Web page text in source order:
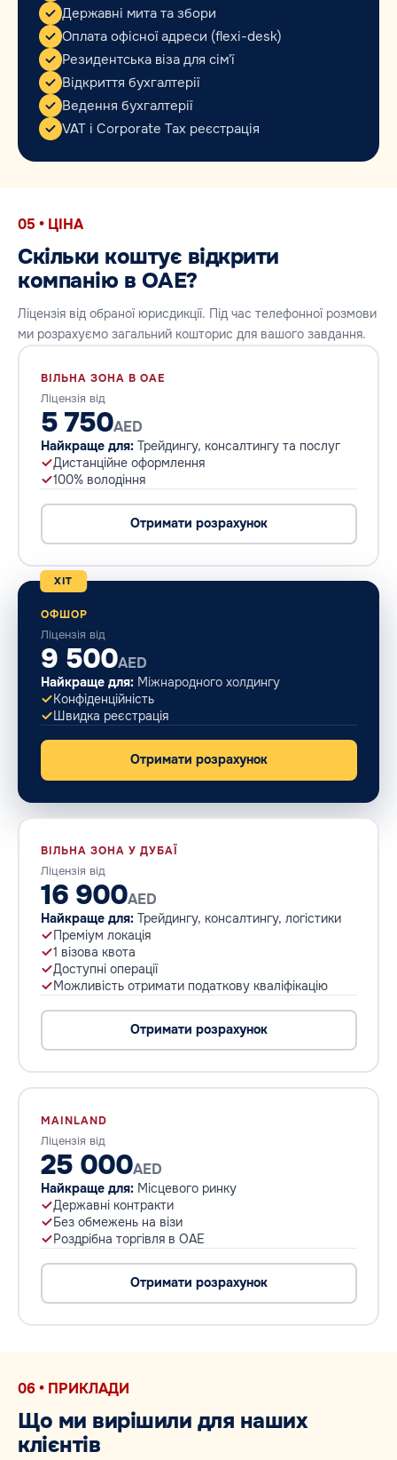
Державні мита та збори
Оплата офісної адреси (flexi-desk)
Резидентська віза для сім'ї
Відкриття бухгалтерії
Ведення бухгалтерії
VAT і Corporate Tax реєстрація
05 • ЦІНА
Скільки коштує відкрити
компанію в ОАЕ?
Ліцензія від обраної юрисдикції. Під час телефонної розмови
ми розрахуємо загальний кошторис для вашого завдання.
ВІЛЬНА ЗОНА В ОАЕ
Ліцензія від
5 750AED
Найкраще для:Трейдингу, консалтингу та послуг
Дистанційне оформлення
100% володіння
Отримати розрахунок
ХІТ
ОФШОР
Ліцензія від
9 500AED
Найкраще для:Міжнародного холдингу
Конфіденційність
Швидка реєстрація
Отримати розрахунок
ВІЛЬНА ЗОНА У ДУБАЇ
Ліцензія від
16 900AED
Найкраще для:Трейдингу, консалтингу, логістики
Преміум локація
1 візова квота
Доступні операції
Можливість отримати податкову кваліфікацію
Отримати розрахунок
MAINLAND
Ліцензія від
25 000AED
Найкраще для:Місцевого ринку
Державні контракти
Без обмежень на візи
Роздрібна торгівля в ОАЕ
Отримати розрахунок
06 • ПРИКЛАДИ
Що ми вирішили для наших
клієнтів